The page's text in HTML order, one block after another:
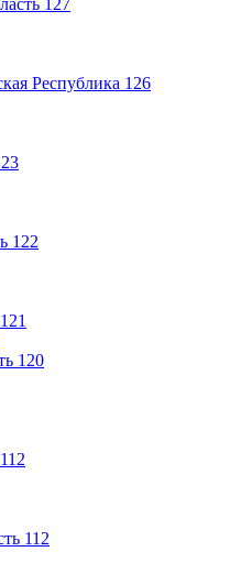
127
Республика 126
122
121
120
112
112